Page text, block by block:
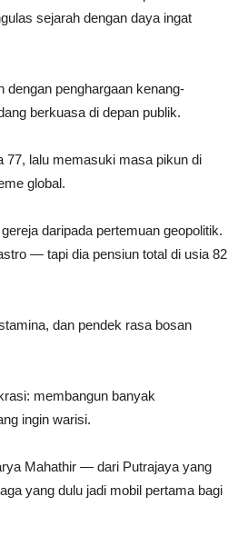
sejarah dengan daya ingat
dengan penghargaan kenang-
berkuasa di depan publik.
77, lalu memasuki masa pikun di
global.
daripada pertemuan geopolitik.
— tapi dia pensiun total di usia 82
dan pendek rasa bosan
membangun banyak
ingin warisi.
Mahathir — dari Putrajaya yang
yang dulu jadi mobil pertama bagi